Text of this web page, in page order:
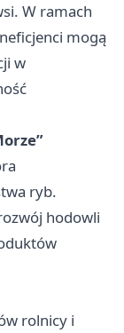
W ramach
mogą
w
ryb.
hodowli
rolnicy i